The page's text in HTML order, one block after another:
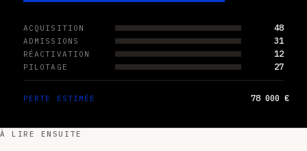
ACQUISITION 48
ADMISSIONS 31
RÉACTIVATION 12
PILOTAGE 27
PERTE ESTIMÉE 78 000 €
À LIRE ENSUITE